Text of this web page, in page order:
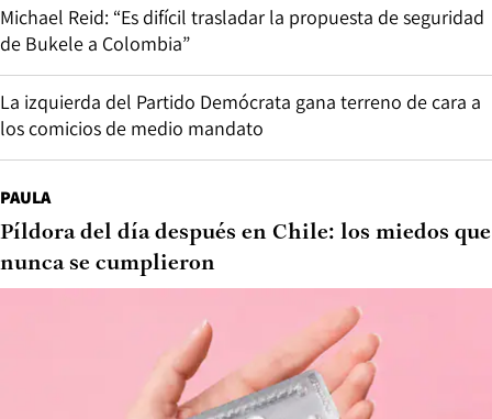
Michael Reid: “Es difícil trasladar la propuesta de seguridad
de Bukele a Colombia”
La izquierda del Partido Demócrata gana terreno de cara a
los comicios de medio mandato
PAULA
Píldora del día después en Chile: los miedos que
nunca se cumplieron